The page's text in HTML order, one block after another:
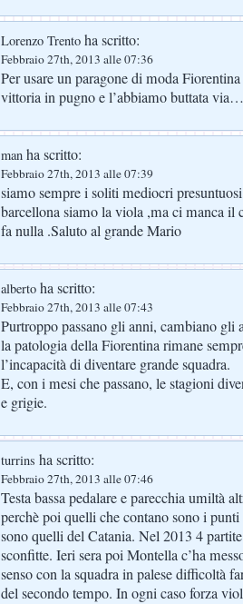
Lorenzo Trento ha scritto:
Febbraio 27th, 2013 alle 07:36
Per usare un paragone di moda
vittoria in pugno e l’abbiamo buttata
man ha scritto:
Febbraio 27th, 2013 alle 07:39
siamo sempre i soliti mediocri
barcellona siamo la viola ,ma ci manca il
fa nulla .Saluto al grande Mario
alberto ha scritto:
Febbraio 27th, 2013 alle 07:43
Purtroppo passano gli anni, cambiano gli
la patologia della Fiorentina rimane
l’incapacità di diventare grande squadra.
E, con i mesi che passano, le stagioni
e grigie.
turrins ha scritto:
Febbraio 27th, 2013 alle 07:46
Testa bassa pedalare e parecchia umiltà
perchè poi quelli che contano sono i
sono quelli del Catania. Nel 2013 4
sconfitte. Ieri sera poi Montella c’ha
senso con la squadra in palese difficoltà
del secondo tempo. In ogni caso forza